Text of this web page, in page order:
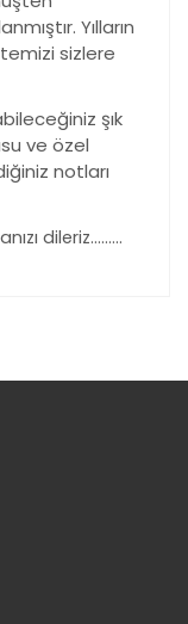
Yılların
sizlere
şık
ve özel
notları
dileriz………
bulunuyor.
pahalı.
olmalı.